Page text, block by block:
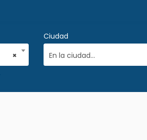
×
Ciudad
En la ciudad...